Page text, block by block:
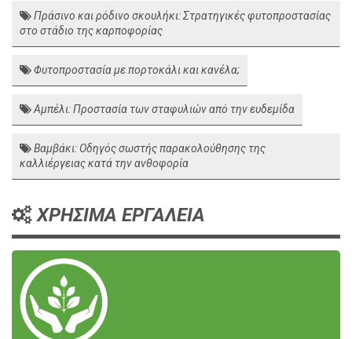
Πράσινο και ρόδινο σκουλήκι: Στρατηγικές φυτοπροστασίας
στο στάδιο της καρποφορίας
Φυτοπροστασία με πορτοκάλι και κανέλα;
Αμπέλι: Προστασία των σταφυλιών από την ευδεμίδα
Βαμβάκι: Οδηγός σωστής παρακολούθησης της
καλλιέργειας κατά την ανθοφορία
ΧΡΗΣΙΜΑ ΕΡΓΑΛΕΙΑ